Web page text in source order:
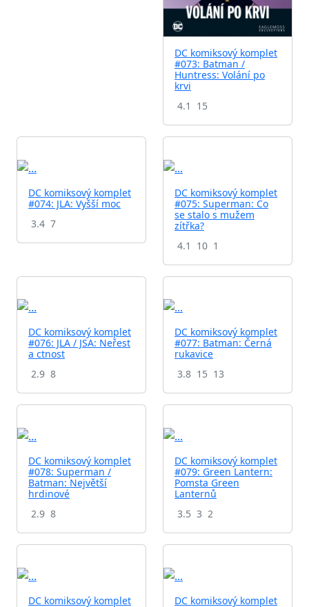
DC komiksový komplet
#073: Batman /
Huntress: Volání po
krvi
4.1
15
DC komiksový komplet
#074: JLA: Vyšší moc
3.4 7
DC komiksový komplet
#075: Superman: Co
se stalo s mužem
zítřka?
4.1
10 1
DC komiksový komplet
#076: JLA / JSA: Neřest
a ctnost
2.9 8
DC komiksový komplet
#077: Batman: Černá
rukavice
3.8 15 13
DC komiksový komplet
#078: Superman /
Batman: Největší
hrdinové
2.9 8
DC komiksový komplet
#079: Green Lantern:
Pomsta Green
Lanternů
3.5 3 2
DC komiksový komplet
DC komiksový komplet